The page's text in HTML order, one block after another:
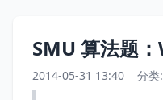
SMU 算法题
2014-05-31 13:40 分类: